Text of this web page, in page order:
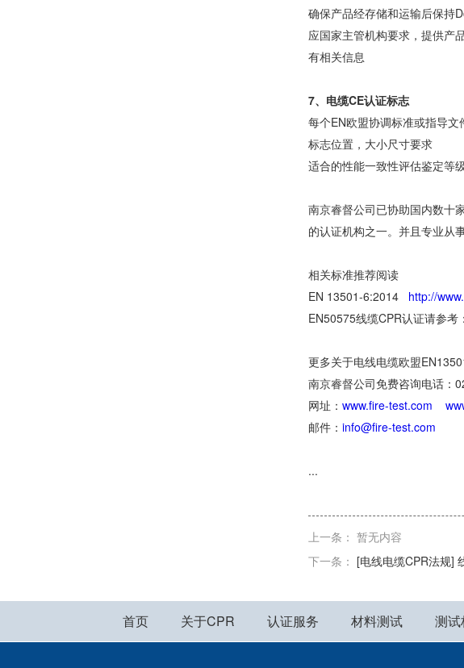
确保产品经存储和运输后保持
应国家主管机构要求，提供产
有相关信息
7、电缆CE认证标志
每个EN欧盟协调标准或指导文
标志位置，大小尺寸要求
适合的性能一致性评估鉴定等
南京睿督公司已协助国内数十
的认证机构之一。并且专业从
相关标准推荐阅读
EN 13501-6:2014 http://
EN50575线缆CPR认证请参考：
更多关于电线电缆欧盟
南京睿督公司免费咨询电话
网址： www.fire-test.com
邮件： info@fire-test.com
...
上一条： 暂无内容
下一条： [电线电缆CPR法规]
首页 关于CPR 认证服务 材料测试 测